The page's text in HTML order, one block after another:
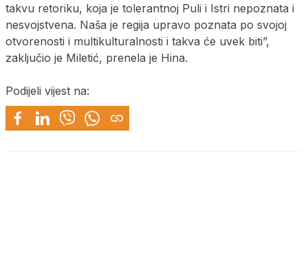
takvu retoriku, koja je tolerantnoj Puli i Istri nepoznata i
nesvojstvena. Naša je regija upravo poznata po svojoj
otvorenosti i multikulturalnosti i takva će uvek biti”,
zaključio je Miletić, prenela je Hina.
Podijeli vijest na: